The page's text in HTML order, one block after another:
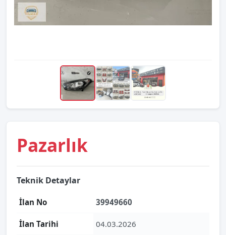
Pazarlık
Teknik Detaylar
İlan No 39949660
İlan Tarihi 04.03.2026